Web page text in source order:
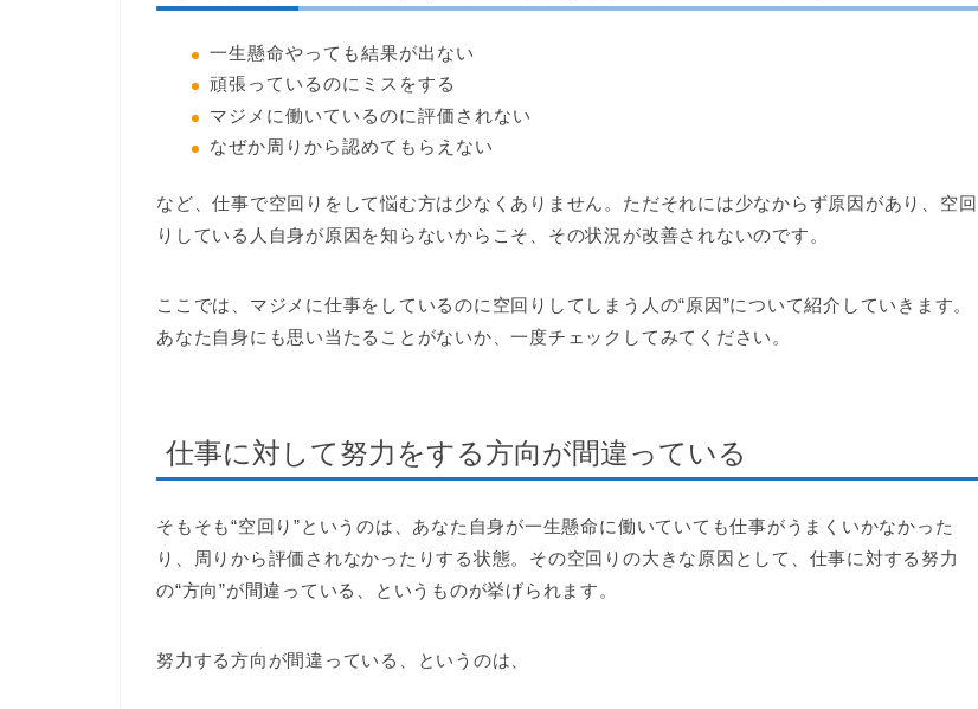
一生懸命やっても結果が出ない
頑張っているのにミスをする
マジメに働いているのに評価されない
なぜか周りから認めてもらえない
など、仕事で空回りをして悩む方は少なくありません。ただそれには少なからず原因があり、空回
りしている人自身が原因を知らないからこそ、その状況が改善されないのです。
ここでは、マジメに仕事をしているのに空回りしてしまう人の“原因”について紹介していきます。
あなた自身にも思い当たることがないか、一度チェックしてみてください。
仕事に対して努力をする方向が間違っている
そもそも“空回り”というのは、あなた自身が一生懸命に働いていても仕事がうまくいかなかった
り、周りから評価されなかったりする状態。その空回りの大きな原因として、仕事に対する努力
の“方向”が間違っている、というものが挙げられます。
努力する方向が間違っている、というのは、